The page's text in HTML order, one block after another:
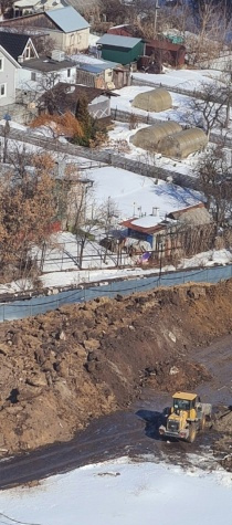
Перейти к основному содержанию